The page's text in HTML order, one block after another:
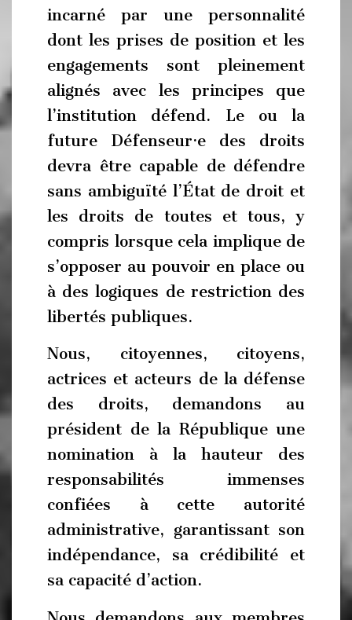
incarné par une personnalité
dont les prises de position et les
engagements sont pleinement
alignés avec les principes que
l’institution défend. Le ou la
future Défenseur·e des droits
devra être capable de défendre
sans ambiguïté l’État de droit et
les droits de toutes et tous, y
compris lorsque cela implique de
s’opposer au pouvoir en place ou
à des logiques de restriction des
libertés publiques.
Nous, citoyennes, citoyens,
actrices et acteurs de la défense
des droits, demandons au
président de la République une
nomination à la hauteur des
responsabilités immenses
confiées à cette autorité
administrative, garantissant son
indépendance, sa crédibilité et
sa capacité d’action.